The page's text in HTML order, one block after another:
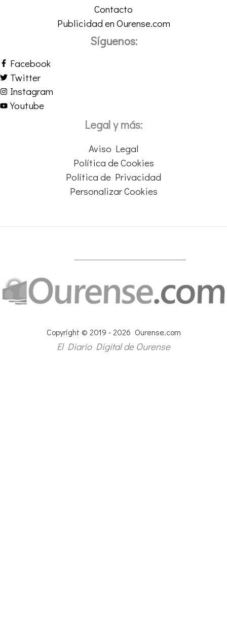
Contacto
Publicidad en Ourense.com
Síguenos:
Facebook
Twitter
Instagram
Youtube
Legal y más:
Aviso Legal
Política de Cookies
Política de Privacidad
Personalizar Cookies
Copyright © 2019 - 2026 Ourense.com
El Diario Digital de Ourense